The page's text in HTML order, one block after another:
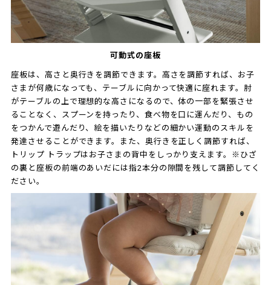
可動式の座板
座板は、高さと奥行きを調節できます。高さを調節すれば、お子
さまが何歳になっても、テーブルに向かって快適に座れます。肘
がテーブルの上で理想的な高さになるので、体の一部を緊張させ
ることなく、スプーンを持ったり、食べ物を口に運んだり、もの
をつかんで遊んだり、絵を描いたりなどの細かい運動のスキルを
発達させることができます。また、奥行きを正しく調節すれば、
トリップ トラップはお子さまの背中をしっかり支えます。※ひざ
の裏と座板の前端のあいだには指2本分の隙間を残して調節してく
ださい。